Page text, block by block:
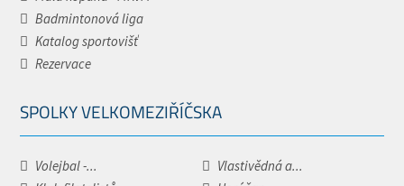
Badmintonová liga
Katalog sportovišť
Rezervace
SPOLKY VELKOMEZIŘÍČSKA
Volejbal -...
Vlastivědná a...